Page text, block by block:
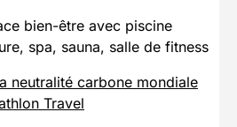
bien-être avec piscine
spa, sauna, salle de fitness
neutralité carbone mondiale
Travel